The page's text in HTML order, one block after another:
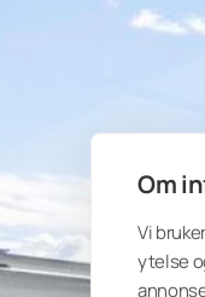
Om
Vi
ytelse